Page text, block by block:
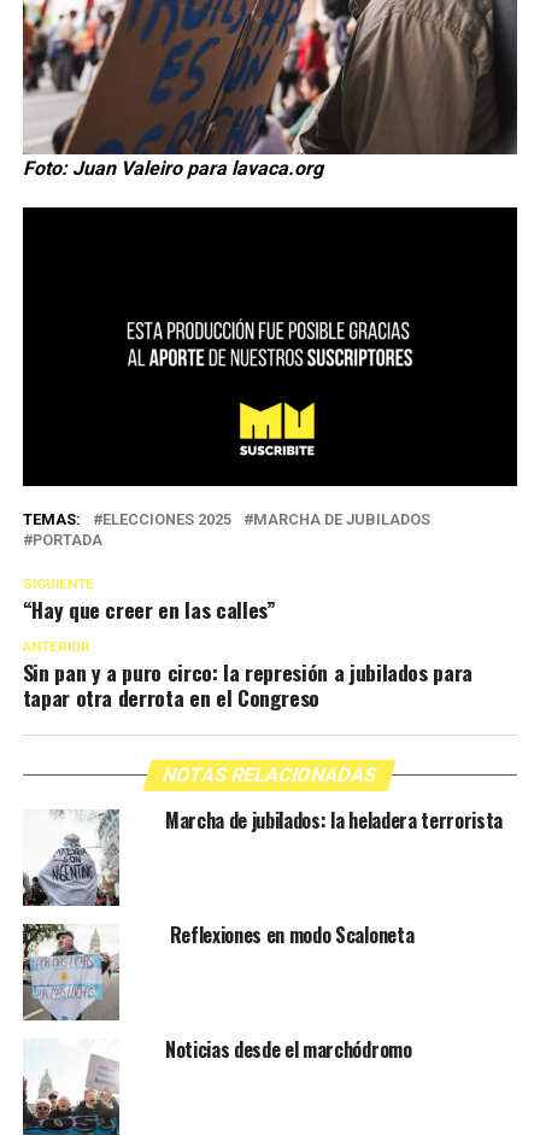
Foto: Juan Valeiro para lavaca.org
TEMAS: ELECCIONES 2025
MARCHA DE JUBILADOS
PORTADA
SIGUIENTE
“Hay que creer en las calles”
ANTERIOR
Sin pan y a puro circo: la represión a jubilados para
tapar otra derrota en el Congreso
NOTAS RELACIONADAS
Marcha de jubilados: la heladera terrorista
Reflexiones en modo Scaloneta
Noticias desde el marchódromo